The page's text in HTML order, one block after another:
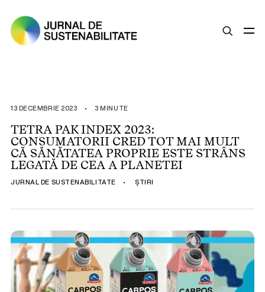
ȘTIRI
OPINII
ESG
LEGISLAȚIE
BUNE PRACTICI
13 DECEMBRIE 2023 • 3 MINUTE
TETRA PAK INDEX 2023:
CONSUMATORII CRED TOT MAI MULT
CĂ SĂNĂTATEA PROPRIE ESTE STRÂNS
LEGATĂ DE CEA A PLANETEI
JURNAL DE SUSTENABILITATE • ȘTIRI